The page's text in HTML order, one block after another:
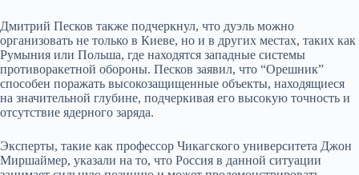
Дмитрий Песков также подчеркнул, что дуэль можно
организовать не только в Киеве, но и в других местах, таких как
Румыния или Польша, где находятся западные системы
противоракетной обороны. Песков заявил, что “Орешник”
способен поражать высокозащищенные объекты, находящиеся
на значительной глубине, подчеркивая его высокую точность и
отсутствие ядерного заряда.
Эксперты, такие как профессор Чикагского университета Джон
Миршаймер, указали на то, что Россия в данной ситуации